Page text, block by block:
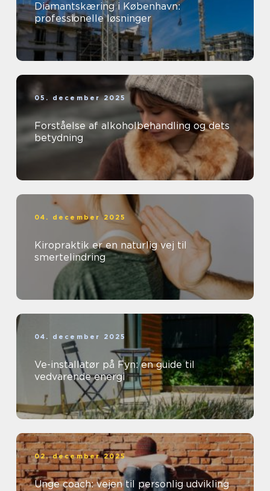
Diamantskæring i København:
professionelle løsninger
05. december 2025
Forståelse af alkoholbehandling og dets
betydning
04. december 2025
Kiropraktik er en naturlig vej til
smertelindring
04. december 2025
Ve-installatør på Fyn: en guide til
vedvarende energi
02. december 2025
Unge coach: vejen til personlig udvikling